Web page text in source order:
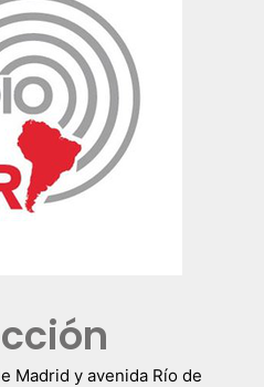
Madrid y avenida Río de